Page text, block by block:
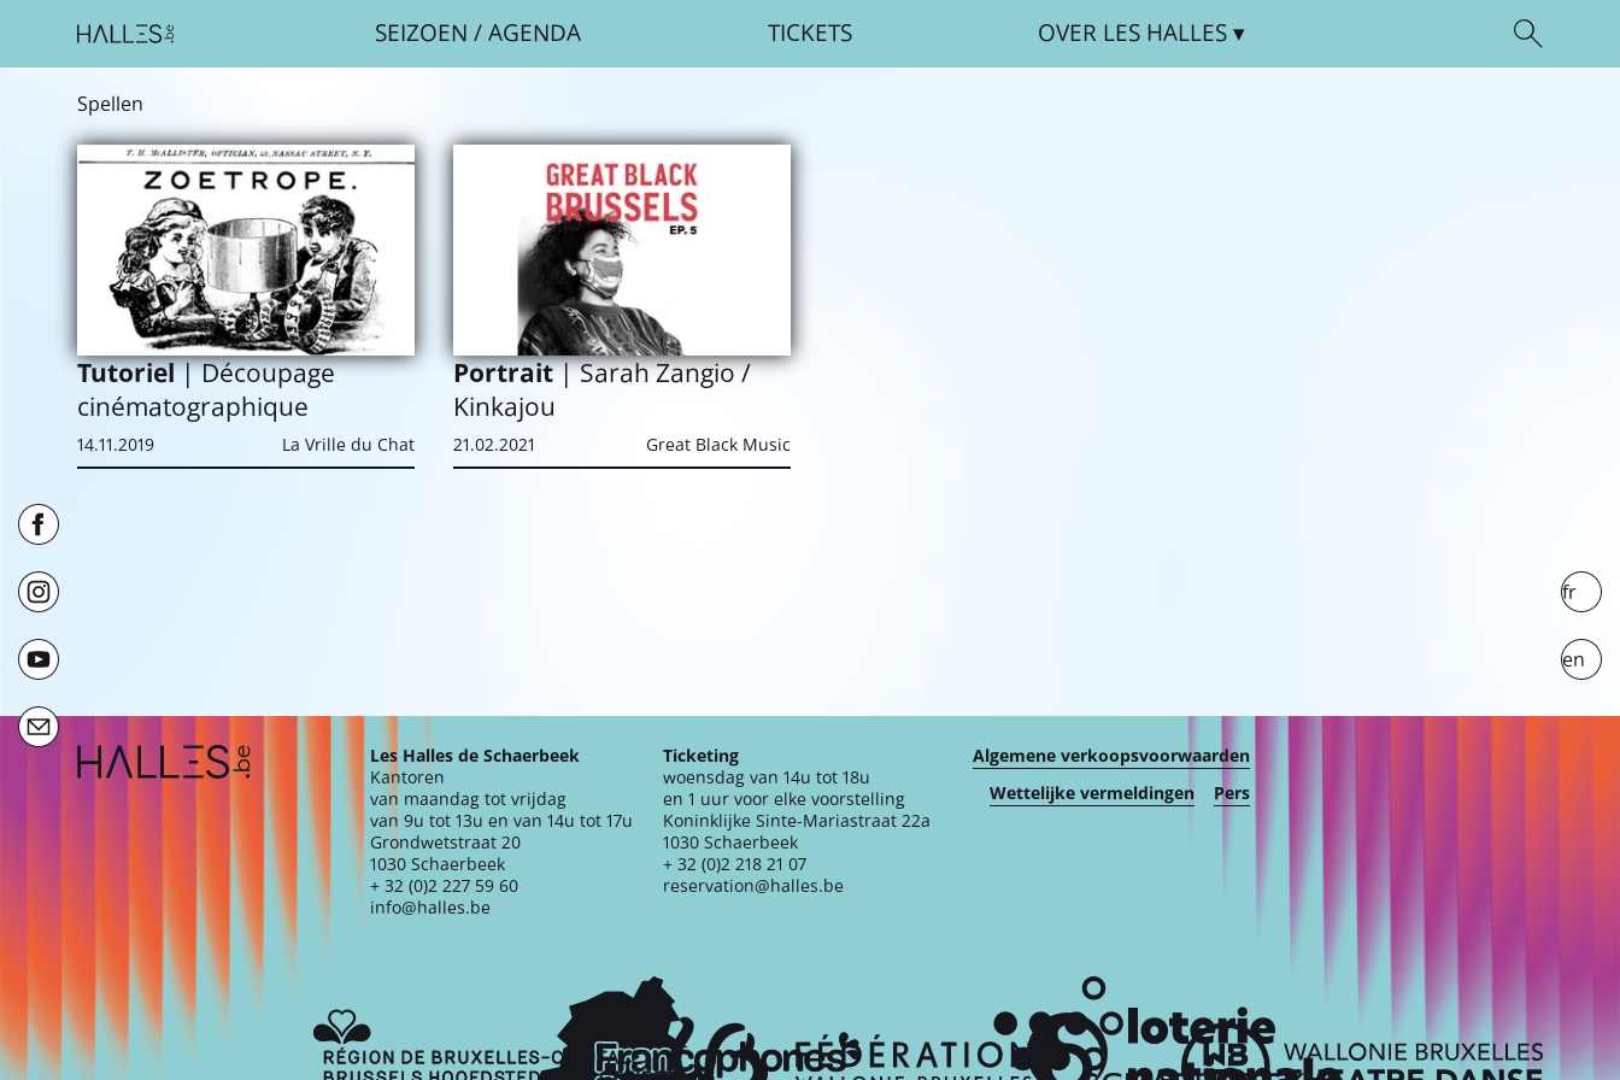
SEIZOEN /AGENDA TICKETS OVER LES HALLES
Spellen
Tutoriel| Découpage
cinématographique
14.11.2019 La Vrille du Chat
Portrait| Sarah Zangio /
Kinkajou
21.02.2021 Great Black Music
Extra navigation
fr
en
Les Halles de Schaerbeek
Kantoren
van maandag tot vrijdag
van 9u tot 13u en van 14u tot 17u
Grondwetstraat 20
1030 Schaerbeek
+ 32 (0)2 227 59 60
info@halles.be
Ticketing
woensdag van 14u tot 18u
en 1 uur voor elke voorstelling
Koninklijke Sinte-Mariastraat 22a
1030 Schaerbeek
+ 32 (0)2 218 21 07
reservation@halles.be
Algemene verkoopsvoorwaarden
Wettelijke vermeldingen
Pers